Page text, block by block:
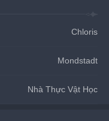
Chloris
Mondstadt
Nhà Thực Vật Học